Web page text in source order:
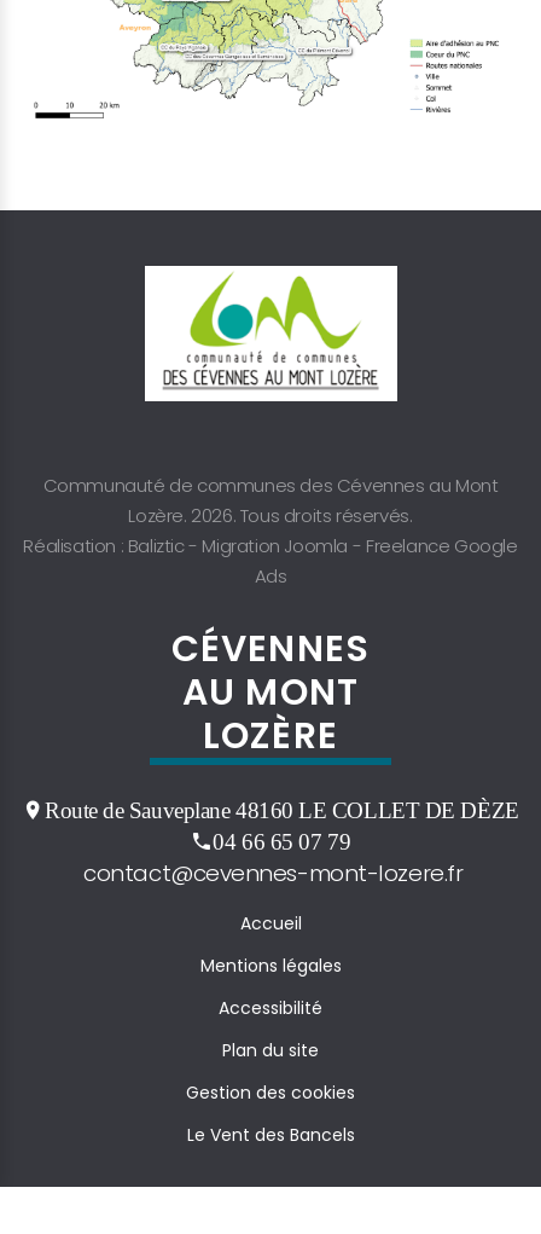
Communauté de communes des Cévennes au Mont
Lozère. 2026. Tous droits réservés.
Réalisation : Baliztic - Migration Joomla - Freelance Google
Ads
CÉVENNES
AU MONT
LOZÈRE
Route de Sauveplane 48160 LE COLLET DE DÈZE
04 66 65 07 79
contact@cevennes-mont-lozere.fr
Accueil
Mentions légales
Accessibilité
Plan du site
Gestion des cookies
Le Vent des Bancels